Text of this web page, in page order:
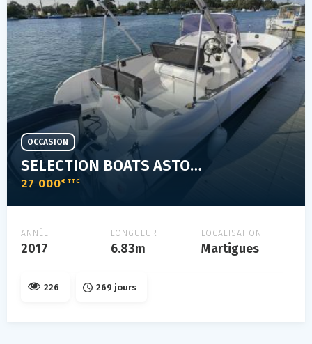
SELECTION BOATS ASTON 23
27 000€ TTC
OCCASION
ANNÉE
2017
LONGUEUR
6.83m
LOCALISATION
Martigues
226 269 jours